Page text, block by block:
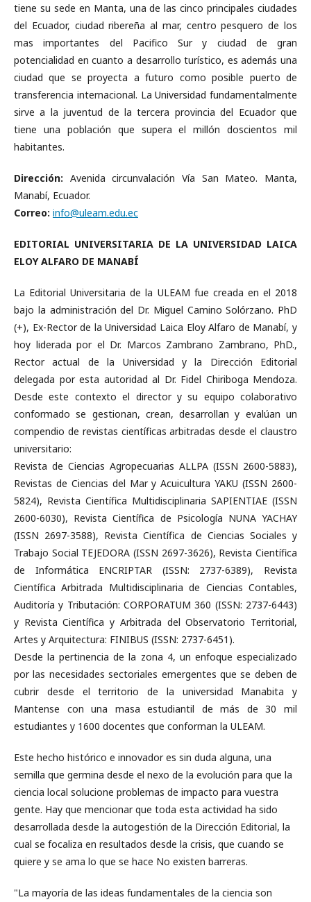
tiene su sede en Manta, una de las cinco principales ciudades
del Ecuador, ciudad ribereña al mar, centro pesquero de los
mas importantes del Pacifico Sur y ciudad de gran
potencialidad en cuanto a desarrollo turístico, es además una
ciudad que se proyecta a futuro como posible puerto de
transferencia internacional. La Universidad fundamentalmente
sirve a la juventud de la tercera provincia del Ecuador que
tiene una población que supera el millón doscientos mil
habitantes.
Dirección: Avenida circunvalación Vía San Mateo. Manta,
Manabí, Ecuador.
Correo: info@uleam.edu.ec
EDITORIAL UNIVERSITARIA DE LA UNIVERSIDAD LAICA
ELOY ALFARO DE MANABÍ
La Editorial Universitaria de la ULEAM fue creada en el 2018
bajo la administración del Dr. Miguel Camino Solórzano. PhD
(+), Ex-Rector de la Universidad Laica Eloy Alfaro de Manabí, y
hoy liderada por el Dr. Marcos Zambrano Zambrano, PhD.,
Rector actual de la Universidad y la Dirección Editorial
delegada por esta autoridad al Dr. Fidel Chiriboga Mendoza.
Desde este contexto el director y su equipo colaborativo
conformado se gestionan, crean, desarrollan y evalúan un
compendio de revistas científicas arbitradas desde el claustro
universitario:
Revista de Ciencias Agropecuarias ALLPA (ISSN 2600-5883),
Revistas de Ciencias del Mar y Acuicultura YAKU (ISSN 2600-
5824), Revista Científica Multidisciplinaria SAPIENTIAE (ISSN
2600-6030), Revista Científica de Psicología NUNA YACHAY
(ISSN 2697-3588), Revista Científica de Ciencias Sociales y
Trabajo Social TEJEDORA (ISSN 2697-3626), Revista Científica
de Informática ENCRIPTAR (ISSN: 2737-6389), Revista
Científica Arbitrada Multidisciplinaria de Ciencias Contables,
Auditoría y Tributación: CORPORATUM 360 (ISSN: 2737-6443)
y Revista Científica y Arbitrada del Observatorio Territorial,
Artes y Arquitectura: FINIBUS (ISSN: 2737-6451).
Desde la pertinencia de la zona 4, un enfoque especializado
por las necesidades sectoriales emergentes que se deben de
cubrir desde el territorio de la universidad Manabita y
Mantense con una masa estudiantil de más de 30 mil
estudiantes y 1600 docentes que conforman la ULEAM.
Este hecho histórico e innovador es sin duda alguna, una
semilla que germina desde el nexo de la evolución para que la
ciencia local solucione problemas de impacto para vuestra
gente. Hay que mencionar que toda esta actividad ha sido
desarrollada desde la autogestión de la Dirección Editorial, la
cual se focaliza en resultados desde la crisis, que cuando se
quiere y se ama lo que se hace No existen barreras.
"La mayoría de las ideas fundamentales de la ciencia son